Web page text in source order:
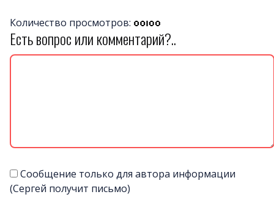
Количество просмотров:
Есть вопрос или комментарий?..
Сообщение только для автора информации
(Сергей получит письмо)